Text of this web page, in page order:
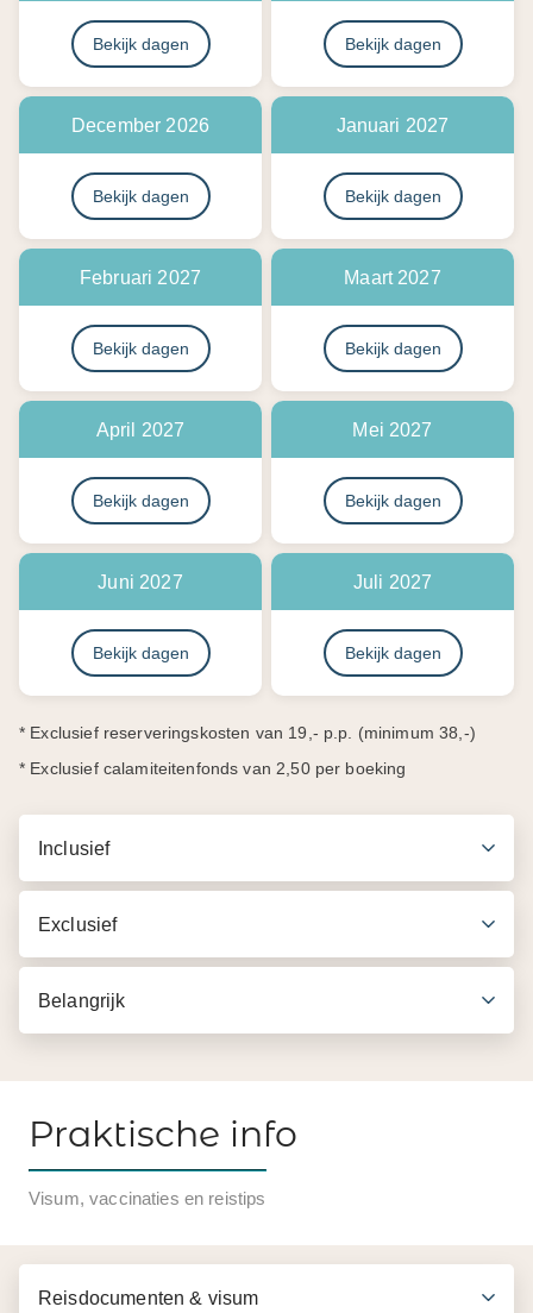
Bekijk dagen Bekijk dagen
December 2026
Bekijk dagen
Januari 2027
Bekijk dagen
Februari 2027
Bekijk dagen
Maart 2027
Bekijk dagen
April 2027
Bekijk dagen
Mei 2027
Bekijk dagen
Juni 2027
Bekijk dagen
Juli 2027
Bekijk dagen
* Exclusief reserveringskosten van 19,- p.p. (minimum 38,-)
* Exclusief calamiteitenfonds van 2,50 per boeking
Inclusief
Exclusief
Belangrijk
Inbegrepen in de prijs
bij ons geboekt)
Transfer vliegveld - hotel v.v.
Praktische info
Visum, vaccinaties en reistips
Reisdocumenten & visum